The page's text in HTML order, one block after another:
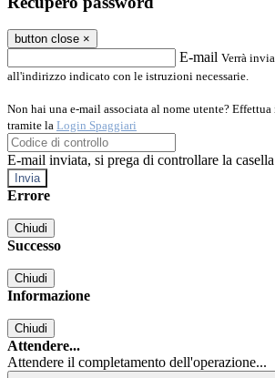
button close ×
E-mail Verrà
all'indirizzo indicato con le istruzioni necessarie.
Non hai una e-mail associata al nome utente?
tramite la Login Spaggiari
E-mail inviata, si prega di controllare la
Errore
Chiudi
Successo
Chiudi
Informazione
Chiudi
Attendere...
Attendere il completamento dell'operazione...